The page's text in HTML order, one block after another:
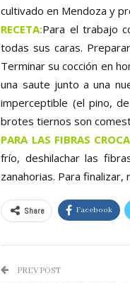
cultivado en Mendoza y
RECETA:Para el trabajo
todas sus caras.
Terminar su cocción en
una saute junto a una
imperceptible (el pino,
brotes tiernos son
PARA LAS FIBRAS
frío, deshilachar las
zanahorias. Para
Share Facebook
PREV POST